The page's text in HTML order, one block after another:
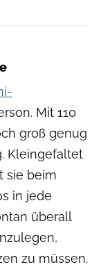
Mit 110
groß genug
Kleingefaltet
sie beim
in jede
überall
zu müssen.